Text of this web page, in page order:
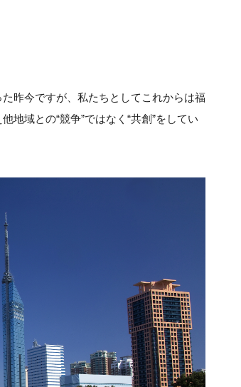
昨今ですが、私たちとしてこれからは福
地域との“競争”ではなく“共創”をしてい